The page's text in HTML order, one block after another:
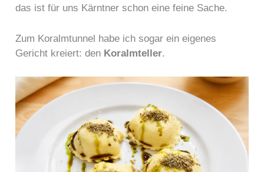
das ist für uns Kärntner schon eine feine Sache.
Zum Koralmtunnel habe ich sogar ein eigenes
Gericht kreiert: den Koralmteller.